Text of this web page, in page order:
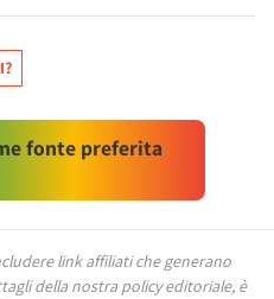
fonte preferita
link affiliati che generano
della nostra policy editoriale, è